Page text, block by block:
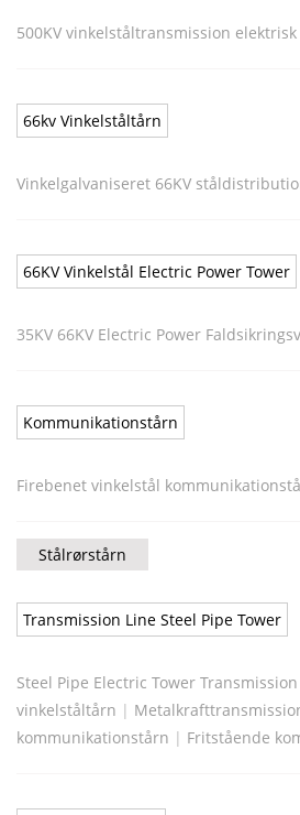
500KV vinkelståltransmission
66kv Vinkelståltårn
Vinkelgalvaniseret 66KV
66KV Vinkelstål Electric Power Tower
35KV 66KV Electric Power
Kommunikationstårn
Firebenet vinkelstål
Stålrørstårn
Transmission Line Steel Pipe Tower
Steel Pipe Electric Tower
vinkelståltårn |
kommunikationstårn | Fritstående